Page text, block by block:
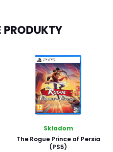
Skladom
The Rogue Prince of Persia
(PS5)